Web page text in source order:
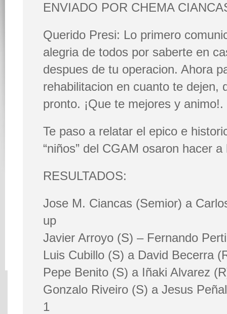
ENVIADO POR CHEMA
Querido Presi: Lo primero
alegria de todos por saberte en
despues de tu operacion. Ahora
rehabilitacion en cuanto te dejen,
pronto. ¡Que te mejores y animo!.
Te paso a relatar el epico e
“niños” del CGAM osaron hacer
RESULTADOS:
Jose M. Ciancas (Semior) a
up
Javier Arroyo (S) – Fernando
Luis Cubillo (S) a David Becerra
Pepe Benito (S) a Iñaki Alvarez
Gonzalo Riveiro (S) a Jesus
1